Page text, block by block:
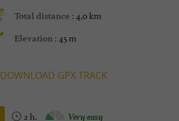
Total distance : 4,0 km
Elevation : 45 m
DOWNLOAD GPX TRACK
2 h. Very easy